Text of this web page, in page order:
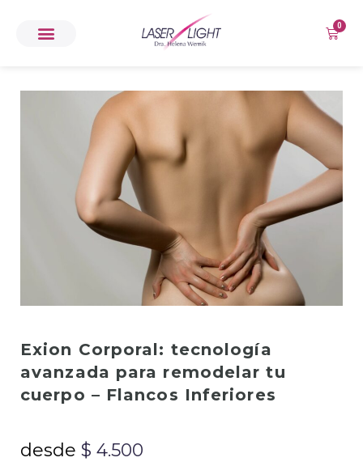
0
Exion Corporal: tecnología
avanzada para remodelar tu
cuerpo – Flancos Inferiores
desde $ 4.500